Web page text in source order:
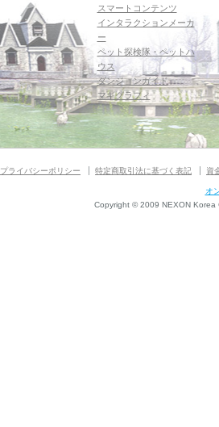
スマートコンテンツ
インタラクションメーカ
ー
ペット探検隊・ペットハ
ウス
ダンジョンガイド
マギグラフィ
プライバシーポリシー 特定商取引法に基づく表記 資
オ
Copyright © 2009 NEXON Korea